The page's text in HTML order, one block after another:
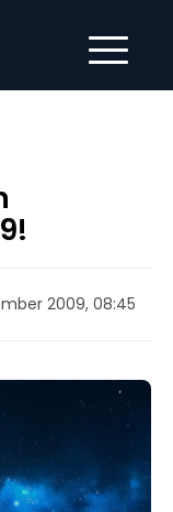
2009, 08:45